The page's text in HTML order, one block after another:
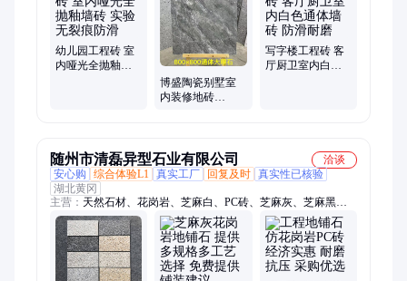
幼儿园工程砖 室
内哑光全抛釉墙
博盛陶瓷别墅室
内装修地砖
写字楼工程砖 客
厅厨卫室内白色
随州市清磊异型石业有限公司
洽谈
安心购
综合体验L1 真实工厂 回复及时 真实性已核验
湖北黄冈
主营： 天然石材、花岗岩、芝麻白、PC砖、芝麻灰、芝麻黑、
中国红、中国黑、路沿石、景观石、异型石材、挡车球、挡车
柱、青石板、黄金麻、黄锈石